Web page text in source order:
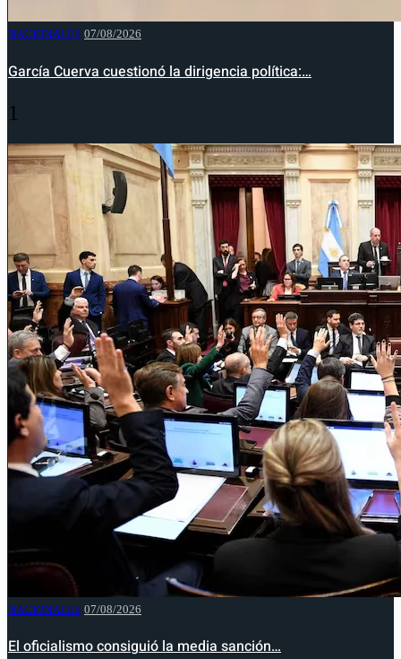
NACIONALES 07/08/2026
García Cuerva cuestionó la dirigencia política:…
1
NACIONALES 07/08/2026
El oficialismo consiguió la media sanción…